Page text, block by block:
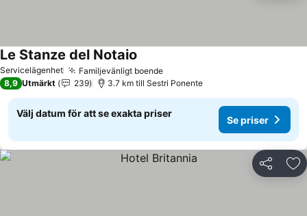
Servicelägenhet Familjevänligt boende
Le Stanze del Notaio
8,9 Utmärkt 239 3.7 km till Sestri Ponente
Välj datum för att se exakta priser
Se priser
Dela